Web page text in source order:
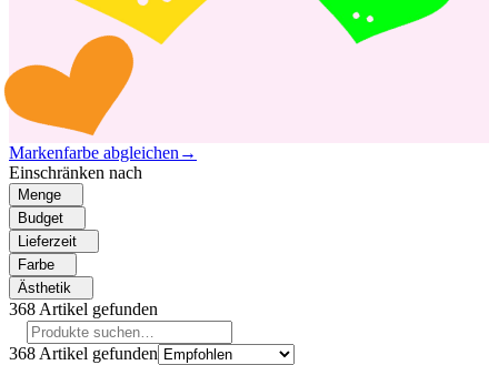
Markenfarbe abgleichen →
Einschränken nach
Menge
Budget
Lieferzeit
Farbe
Ästhetik
368 Artikel gefunden
368 Artikel gefunden